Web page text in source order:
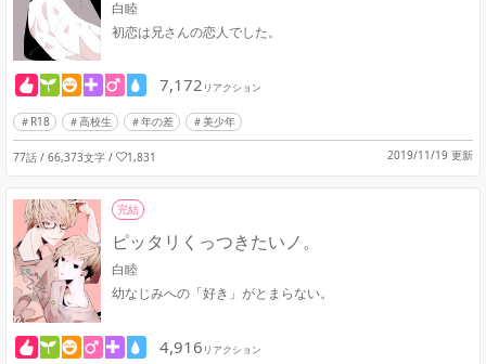
白睦
初恋は兄さんの恋人でした。
7,172 リアクション
R18 高校生 年の差 美少年
77話 / 66,373文字 / 1,831 2019/11/19 更新
完結
ピッタリくっつきたいノ。
白睦
幼なじみへの「好き」がとまらない。
4,916 リアクション